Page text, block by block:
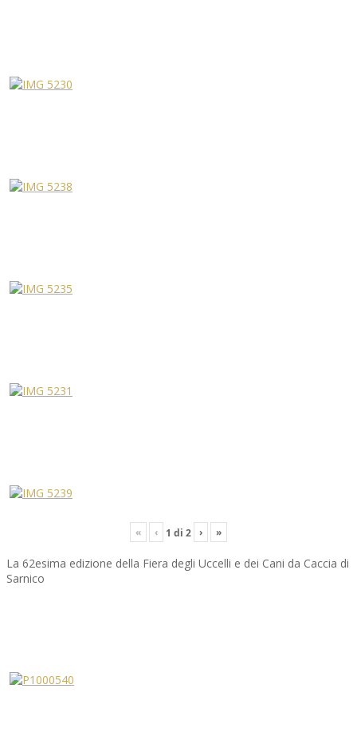
« ‹ 1 di 2 › »
La 62esima edizione della Fiera degli Uccelli e dei Cani da Caccia di
Sarnico